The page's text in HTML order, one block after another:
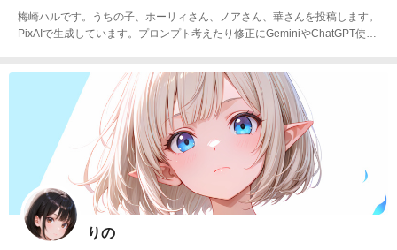
梅崎ハルです。うちの子、ホーリィさん、ノアさん、華さんを投稿します。
PixAIで生成しています。プロンプト考えたり修正にGeminiやChatGPT使っ
りの